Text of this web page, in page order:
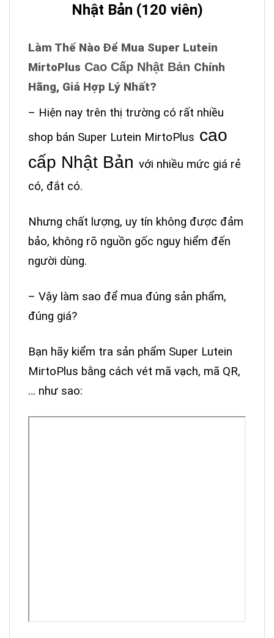
Nhật Bản (120 viên)
Làm Thế Nào Để Mua Super Lutein
MirtoPlus Cao Cấp Nhật Bản Chính
Hãng, Giá Hợp Lý Nhất?
– Hiện nay trên thị trường có rất nhiều
shop bán Super Lutein MirtoPlus cao
cấp Nhật Bản với nhiều mức giá rẻ
có, đắt có.
Nhưng chất lượng, uy tín không được đảm
bảo, không rõ nguồn gốc nguy hiểm đến
người dùng.
– Vậy làm sao để mua đúng sản phẩm,
đúng giá?
Bạn hãy kiểm tra sản phẩm Super Lutein
MirtoPlus bằng cách vét mã vạch, mã QR,
… như sao: